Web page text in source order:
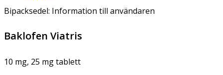
Bipacksedel: Information till användaren
Baklofen Viatris
10 mg, 25 mg tablett